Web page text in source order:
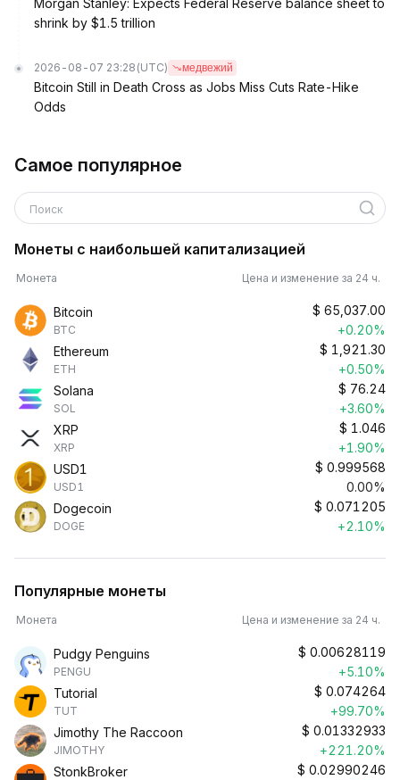
Morgan Stanley: Expects Federal Reserve balance sheet to
shrink by $1.5 trillion
2026-08-07 23:28 (UTC) медвежий
Bitcoin Still in Death Cross as Jobs Miss Cuts Rate-Hike
Odds
Самое популярное
Поиск
Монеты с наибольшей капитализацией
Монета Цена и изменение за 24 ч.
Bitcoin
BTC
$ 65,037.00
+0.20%
Ethereum
ETH
$ 1,921.30
+0.50%
Solana
SOL
$ 76.24
+3.60%
XRP
XRP
$ 1.046
+1.90%
USD1
USD1
$ 0.999568
0.00%
Dogecoin
DOGE
$ 0.071205
+2.10%
Популярные монеты
Монета Цена и изменение за 24 ч.
Pudgy Penguins
PENGU
$ 0.00628119
+5.10%
Tutorial
TUT
$ 0.074264
+99.70%
Jimothy The Raccoon
JIMOTHY
$ 0.01332933
+221.20%
StonkBroker
$ 0.02990246